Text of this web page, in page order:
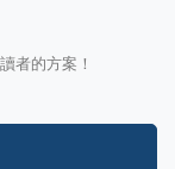
者的方案！